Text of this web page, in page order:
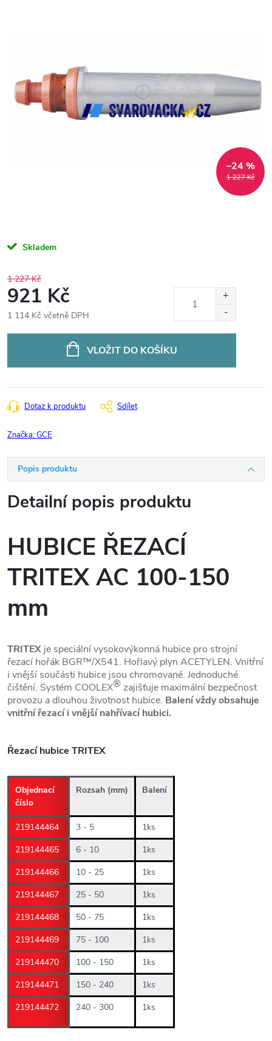
1 227 Kč
–24 %
Skladem
1 227 Kč
921 Kč
1 114 Kč včetně DPH
VLOŽIT DO KOŠÍKU
Dotaz k produktu Sdílet
Značka:GCE
Popis produktu
Detailní popis produktu
HUBICE ŘEZACÍ
TRITEX AC 100-150
mm
TRITEX je speciální vysokovýkonná hubice pro strojní
řezací hořák BGR™/X541. Hořlavý plyn ACETYLEN. Vnitřní
i vnější součásti hubice jsou chromované. Jednoduché
čištění. Systém COOLEX®zajišťuje maximální bezpečnost
provozu a dlouhou životnost hubice. Balení vždy obsahuje
vnitřní řezací i vnější nahřívací hubici.
Řezací hubice TRITEX
Objednací
číslo
Rozsah (mm) Balení
219144464 3 - 5
1ks
219144465
6 - 10
1ks
219144466
10 - 25
1ks
219144467
25 - 50
1ks
219144468
50 - 75
1ks
219144469
75 - 100
1ks
219144470
100 - 150
1ks
219144471
150 - 240
1ks
219144472
240 - 300 1ks